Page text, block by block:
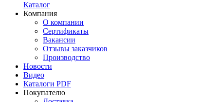
Каталог
Компания
О компании
Сертификаты
Вакансии
Отзывы заказчиков
Производство
Новости
Видео
Каталоги PDF
Покупателю